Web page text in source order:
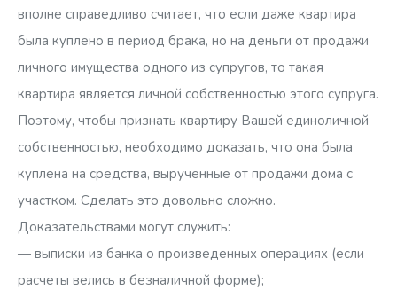
вполне справедливо считает, что если даже квартира
была куплено в период брака, но на деньги от продажи
личного имущества одного из супругов, то такая
квартира является личной собственностью этого супруга.
Поэтому, чтобы признать квартиру Вашей единоличной
собственностью, необходимо доказать, что она была
куплена на средства, вырученные от продажи дома с
участком. Сделать это довольно сложно.
Доказательствами могут служить:
— выписки из банка о произведенных операциях (если
расчеты велись в безналичной форме);